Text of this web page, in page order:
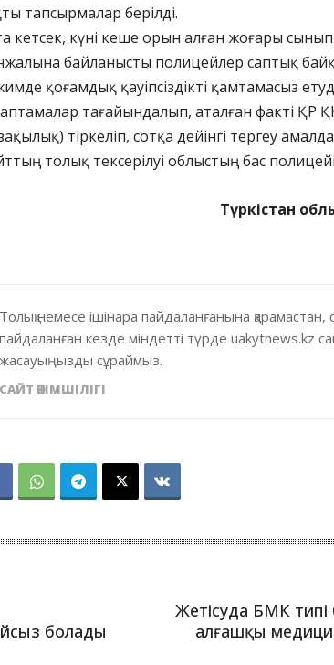
тапсырмалар берілді.
кетсек, күні кеше орын алған жоғары
байланысты полицейлер саптық
қоғамдық қауіпсіздікті қамтамасыз
тағайындалып, аталған факті ҚР
тіркеліп, сотқа дейінгі тергеу
толық тексерілуі облыстың бас
Түркістан
Толық немесе ішінара пайдаланғанына
пайдаланған кезде міндетті түрде uakytnews.kz
жасауыңызды сұраймыз.
САЙТ ӘКІМШІЛІГІ
болады
Жетісуда БМК
алғашқы